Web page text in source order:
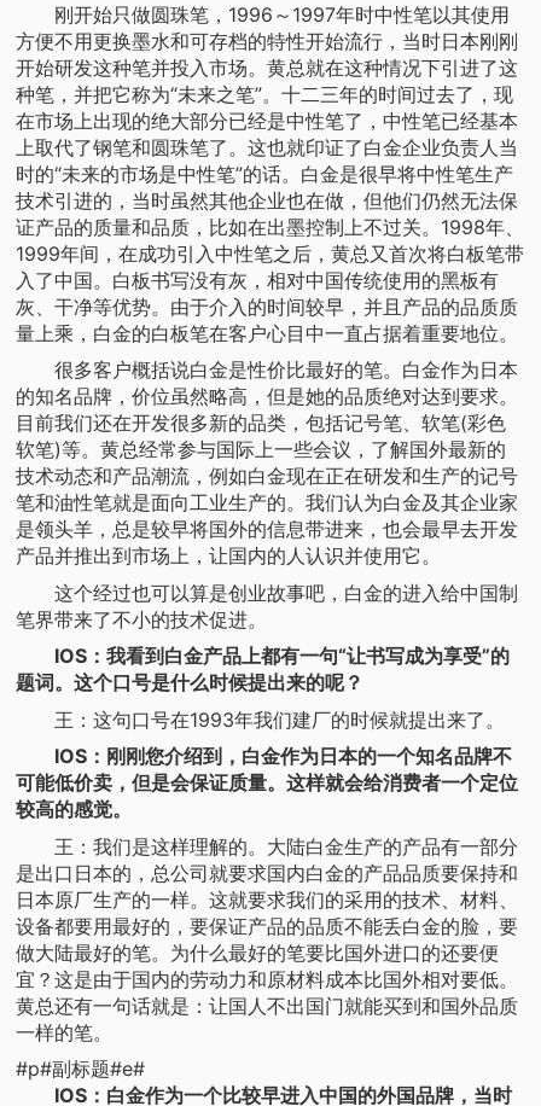
刚开始只做圆珠笔，1996～1997年时中性笔以其使用
方便不用更换墨水和可存档的特性开始流行，当时日本刚刚
开始研发这种笔并投入市场。黄总就在这种情况下引进了这
种笔，并把它称为“未来之笔”。十二三年的时间过去了，现
在市场上出现的绝大部分已经是中性笔了，中性笔已经基本
上取代了钢笔和圆珠笔了。这也就印证了白金企业负责人当
时的“未来的市场是中性笔”的话。白金是很早将中性笔生产
技术引进的，当时虽然其他企业也在做，但他们仍然无法保
证产品的质量和品质，比如在出墨控制上不过关。1998年、
1999年间，在成功引入中性笔之后，黄总又首次将白板笔带
入了中国。白板书写没有灰，相对中国传统使用的黑板有
灰、干净等优势。由于介入的时间较早，并且产品的品质质
量上乘，白金的白板笔在客户心目中一直占据着重要地位。
很多客户概括说白金是性价比最好的笔。白金作为日本
的知名品牌，价位虽然略高，但是她的品质绝对达到要求。
目前我们还在开发很多新的品类，包括记号笔、软笔(彩色
软笔)等。黄总经常参与国际上一些会议，了解国外最新的
技术动态和产品潮流，例如白金现在正在研发和生产的记号
笔和油性笔就是面向工业生产的。我们认为白金及其企业家
是领头羊，总是较早将国外的信息带进来，也会最早去开发
产品并推出到市场上，让国内的人认识并使用它。
这个经过也可以算是创业故事吧，白金的进入给中国制
笔界带来了不小的技术促进。
IOS：我看到白金产品上都有一句“让书写成为享受”的
题词。这个口号是什么时候提出来的呢？
王：这句口号在1993年我们建厂的时候就提出来了。
IOS：刚刚您介绍到，白金作为日本的一个知名品牌不
可能低价卖，但是会保证质量。这样就会给消费者一个定位
较高的感觉。
王：我们是这样理解的。大陆白金生产的产品有一部分
是出口日本的，总公司就要求国内白金的产品品质要保持和
日本原厂生产的一样。这就要求我们的采用的技术、材料、
设备都要用最好的，要保证产品的品质不能丢白金的脸，要
做大陆最好的笔。为什么最好的笔要比国外进口的还要便
宜？这是由于国内的劳动力和原材料成本比国外相对要低。
黄总还有一句话就是：让国人不出国门就能买到和国外品质
一样的笔。
#p#副标题#e#
IOS：白金作为一个比较早进入中国的外国品牌，当时